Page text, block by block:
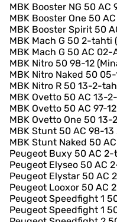
MBK Booster NG 50
MBK Booster One 50
MBK Booster Spirit 50
MBK Mach G 50 2-tahti
MBK Mach G 50 AC
MBK Nitro 50 98-12
MBK Nitro Naked 50
MBK Nitro R 50 13-2-
MBK Ovetto 50 AC 13-
MBK Ovetto 50 AC 97-
MBK Ovetto One 50
MBK Stunt 50 AC 98-
MBK Stunt Naked 50
Peugeot Buxy 50 AC
Peugeot Elyseo 50 AC
Peugeot Elystar 50 AC
Peugeot Looxor 50 AC
Peugeot Speedfight 1
Peugeot Speedfight 1